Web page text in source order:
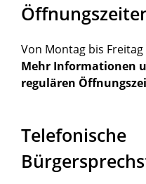
Von Montag bis
Mehr Informationen
regulären
Telefonische